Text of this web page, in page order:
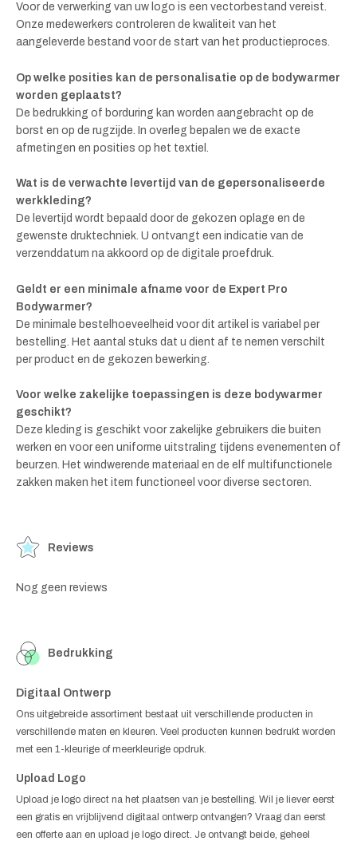
Voor de verwerking van uw logo is een vectorbestand vereist.
Onze medewerkers controleren de kwaliteit van het
aangeleverde bestand voor de start van het productieproces.
Op welke posities kan de personalisatie op de bodywarmer
worden geplaatst?
De bedrukking of borduring kan worden aangebracht op de
borst en op de rugzijde. In overleg bepalen we de exacte
afmetingen en posities op het textiel.
Wat is de verwachte levertijd van de gepersonaliseerde
werkkleding?
De levertijd wordt bepaald door de gekozen oplage en de
gewenste druktechniek. U ontvangt een indicatie van de
verzenddatum na akkoord op de digitale proefdruk.
Geldt er een minimale afname voor de Expert Pro
Bodywarmer?
De minimale bestelhoeveelheid voor dit artikel is variabel per
bestelling. Het aantal stuks dat u dient af te nemen verschilt
per product en de gekozen bewerking.
Voor welke zakelijke toepassingen is deze bodywarmer
geschikt?
Deze kleding is geschikt voor zakelijke gebruikers die buiten
werken en voor een uniforme uitstraling tijdens evenementen of
beurzen. Het windwerende materiaal en de elf multifunctionele
zakken maken het item functioneel voor diverse sectoren.
Reviews
Nog geen reviews
Bedrukking
Digitaal Ontwerp
Ons uitgebreide assortiment bestaat uit verschillende producten in
verschillende maten en kleuren. Veel producten kunnen bedrukt worden
met een 1-kleurige of meerkleurige opdruk.
Upload Logo
Upload je logo direct na het plaatsen van je bestelling. Wil je liever eerst
een gratis en vrijblijvend digitaal ontwerp ontvangen? Vraag dan eerst
een offerte aan en upload je logo direct. Je ontvangt beide, geheel